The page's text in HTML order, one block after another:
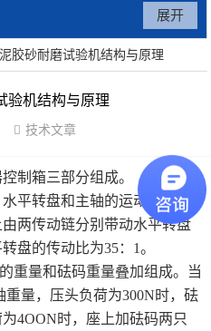
展开
胶砂耐磨试验机结构与原理
验机结构与原理
技术文章
制箱三部分组成。
平转盘和主轴的运动均由电
两传动链分别带动水平转盘
盘的传动比为35：1。
重量和砝码重量叠加组成。当
量，压头负荷为300N时，砝
4OON时，座上加砝码两只